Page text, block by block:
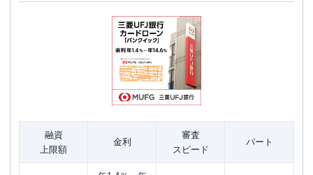
融資
上限額
金利
審査
スピード
パート